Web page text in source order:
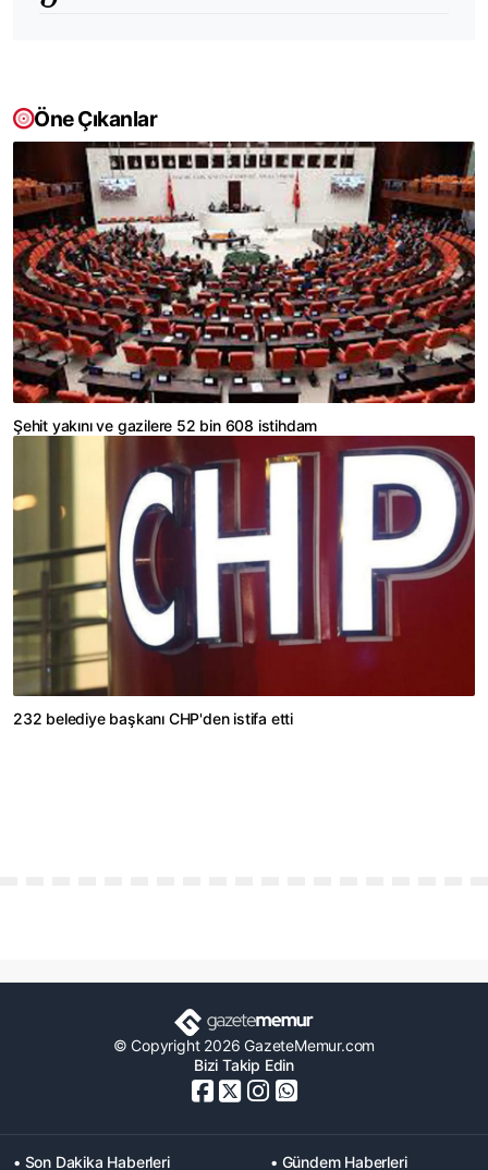
Öne Çıkanlar
Şehit yakını ve gazilere 52 bin 608 istihdam
232 belediye başkanı CHP'den istifa etti
© Copyright 2026 GazeteMemur.com
Bizi Takip Edin
• Son Dakika Haberleri • Gündem Haberleri